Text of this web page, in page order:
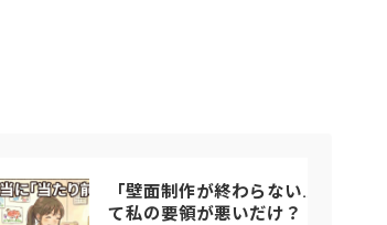
「壁面制作が終わらない…」これっ
て私の要領が悪いだけ？ 厚労省デ